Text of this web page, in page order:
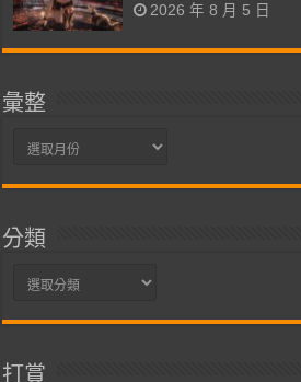
2026 年 8 月 5 日
彙整
彙
分類
分
打賞